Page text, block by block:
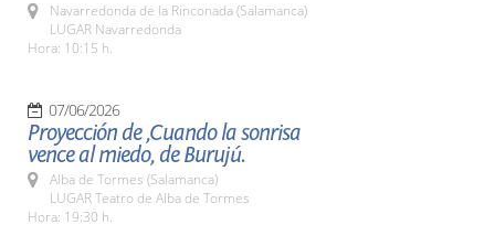
Navarredonda de la Rinconada (Salamanca)
LUGAR Navarredonda
Hora: 10:15 h.
07/06/2026
Proyección de ,Cuando la sonrisa
vence al miedo, de Burujú.
Alba de Tormes (Salamanca)
LUGAR Teatro de Alba de Tormes
Hora: 19:30 h.